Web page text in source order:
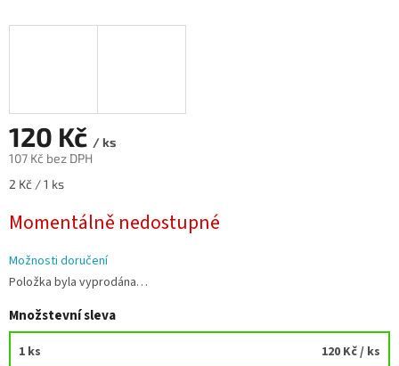
120 Kč / ks
107 Kč bez DPH
Měrná
2 Kč / 1 ks
Momentálně nedostupné
Možnosti doručení
Položka byla vyprodána…
Množstevní sleva
1 ks 120 Kč/ ks